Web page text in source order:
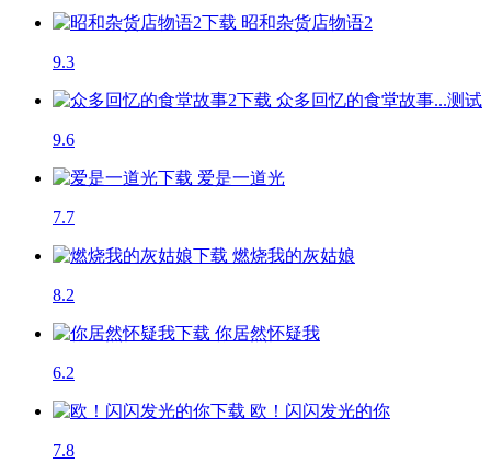
昭和杂货店物语2
9.3
众多回忆的食堂故事...测试
9.6
爱是一道光
7.7
燃烧我的灰姑娘
8.2
你居然怀疑我
6.2
欧！闪闪发光的你
7.8